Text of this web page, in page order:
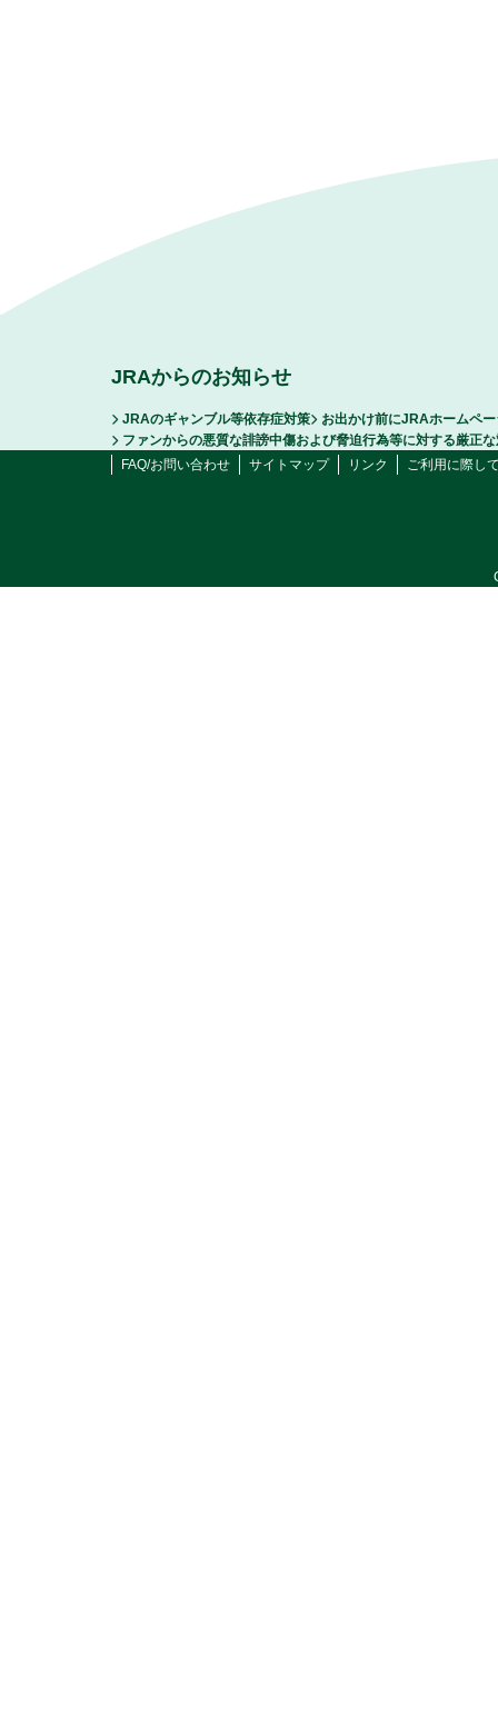
JRAからのお知らせ
JRAのギャンブル等依存症対策
お出かけ前にJRAホームペ
ファンからの悪質な誹謗中傷および脅迫行為等に対する厳正
FAQ/お問い合わせ
サイトマップ リンク ご利用に際し